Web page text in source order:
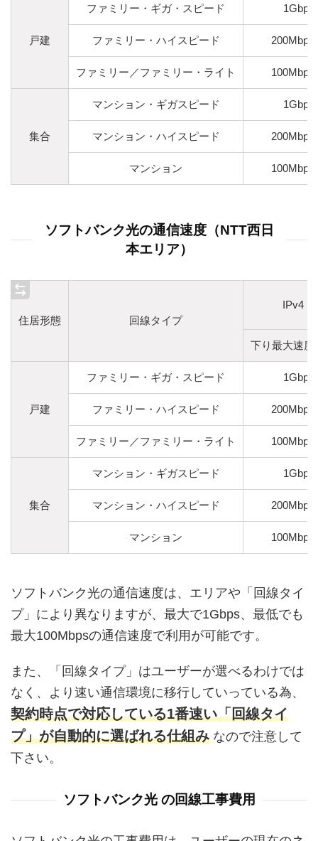
戸建
ファミリー・ギガ・スピード 1Gbps
ファミリー・ハイスピード 200Mbps
ファミリー／ファミリー・ライト 100Mbps
集合
マンション・ギガスピード 1Gbps
マンション・ハイスピード 200Mbps
マンション 100Mbps
ソフトバンク光の通信速度（NTT西日
本エリア）
住居形態 回線タイプ
IPv4
下り最大速度
戸建
ファミリー・ギガ・スピード 1Gbps
ファミリー・ハイスピード 200Mbps
ファミリー／ファミリー・ライト 100Mbps
集合
マンション・ギガスピード 1Gbps
マンション・ハイスピード 200Mbps
マンション 100Mbps
ソフトバンク光の通信速度は、エリアや「回線タイ
プ」により異なりますが、最大で1Gbps、最低でも
最大100Mbpsの通信速度で利用が可能です。
また、「回線タイプ」はユーザーが選べるわけでは
なく、より速い通信環境に移行していっている為、
契約時点で対応している1番速い「回線タイ
プ」が自動的に選ばれる仕組み なので注意して
下さい。
ソフトバンク光 の回線工事費用